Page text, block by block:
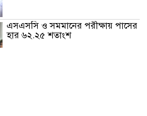
এসএসসি ও সমমানের পরীক্ষায় পাসের
হার ৬২.২৫ শতাংশ